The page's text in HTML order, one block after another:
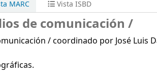
MARC Vista ISBD
de comunicación /
/ coordinado por José Luis